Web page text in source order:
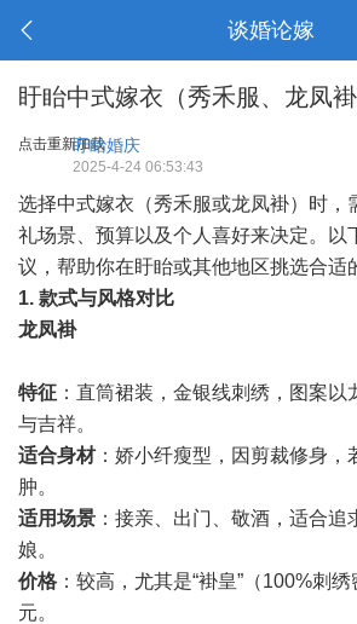
谈婚论嫁
盱眙中式嫁衣（秀禾服、龙凤
点击重新加载盱眙婚庆
2025-4-24 06:53:43
选择中式嫁衣（秀禾服或龙凤褂）时，
礼场景、预算以及个人喜好来决定。以
议，帮助你在盱眙或其他地区挑选合适
1. 款式与风格对比
龙凤褂
特征 ：直筒裙装，金银线刺绣，图案
与吉祥。
适合身材：娇小纤瘦型，因剪裁修身，
肿。
适用场景 ：接亲、出门、敬酒，适合
娘。
价格 ：较高，尤其是“褂皇”（100%刺
元。